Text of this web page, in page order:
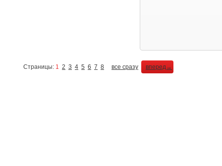
Страницы: 1 2 3 4 5 6 7 8 все сразу вперед→